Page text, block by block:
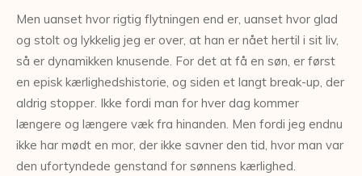
Men uanset hvor rigtig flytningen end er, uanset hvor glad
og stolt og lykkelig jeg er over, at han er nået hertil i sit liv,
så er dynamikken knusende. For det at få en søn, er først
en episk kærlighedshistorie, og siden et langt break-up, der
aldrig stopper. Ikke fordi man for hver dag kommer
længere og længere væk fra hinanden. Men fordi jeg endnu
ikke har mødt en mor, der ikke savner den tid, hvor man var
den ufortyndede genstand for sønnens kærlighed.